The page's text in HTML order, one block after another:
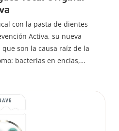
con la pasta de dientes
Activa, su nueva
son la causa raíz de la
bacterias en encías,